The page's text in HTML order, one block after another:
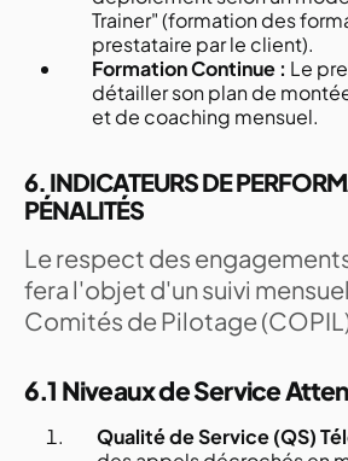
Trainer" (formation des
prestataire par le client).
Formation Continue : Le
détailler son plan de
et de coaching mensuel.
6. INDICATEURS DE
PÉNALITÉS
Le respect des
fera l'objet d'un suivi
Comités de Pilotage
6.1 Niveaux de Service
Qualité de Service (QS)